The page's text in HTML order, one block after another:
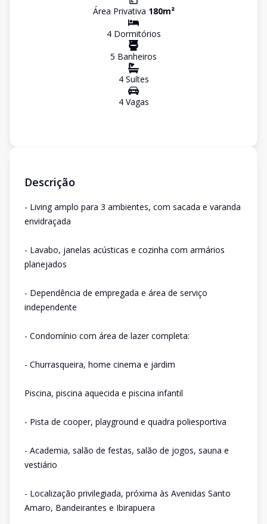
Área Privativa 180m²
4Dormitórios
5 Banheiros
4Suítes
4Vagas
Descrição
- Living amplo para 3 ambientes, com sacada e varanda
envidraçada
- Lavabo, janelas acústicas e cozinha com armários
planejados
- Dependência de empregada e área de serviço
independente
- Condomínio com área de lazer completa:
- Churrasqueira, home cinema e jardim
Piscina, piscina aquecida e piscina infantil
- Pista de cooper, playground e quadra poliesportiva
- Academia, salão de festas, salão de jogos, sauna e
vestiário
- Localização privilegiada, próxima às Avenidas Santo
Amaro, Bandeirantes e Ibirapuera